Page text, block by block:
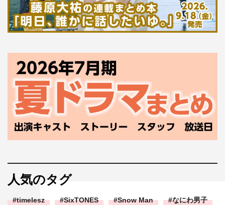
人気のタグ
timelesz SixTONES Snow Man なにわ男子